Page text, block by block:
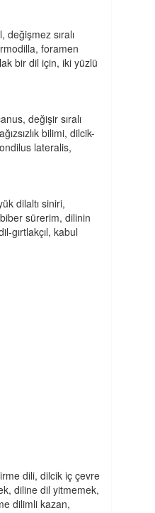
değişmez sıralı
foramen
bir dil için, iki yüzlü
değişir sıralı
bilimi, dilcik-
lateralis,
dilaltı siniri,
sürerim, dilinin
gırtlakçıl, kabul
dili, dilcik iç çevre
diline dil yitmemek,
dilimli kazan,